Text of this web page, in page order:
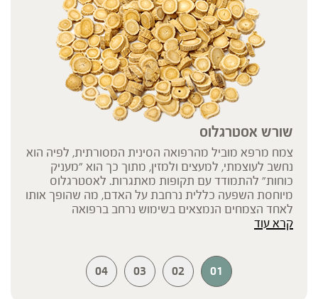
שורש אסטרגלוס
צמח מרפא מוביל מהרפואה הסינית המסורתית, לפיה הוא
נחשב לעוצמתי, למעצים ולמזין, מתוך כך הוא "מעניק
כוחות" להתמודד עם תקופות מאתגרות. לאסטרגלוס
מיוחסת השפעה כללית נרחבת על האדם, מה שהופך אותו
לאחד הצמחים הנמצאים בשימוש נרחב ברפואה
המסורתית הסינית, ההודית והאירופאית.
קרא עוד
01
02
03
04